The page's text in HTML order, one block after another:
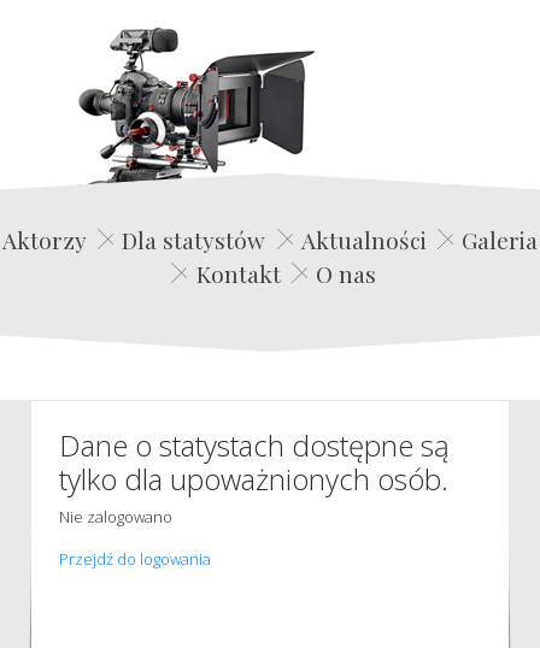
Edwin Film Agencja Aktorska
Aktorzy Dla statystów Aktualności
Galeria
Kontakt
O nas
Dane o statystach dostępne są
tylko dla upoważnionych osób.
Nie zalogowano
Przejdź do logowania